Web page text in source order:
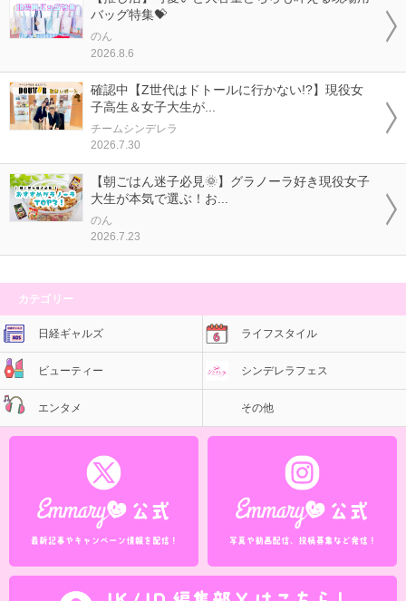
バッグ特集💝
のん
2026.8.6
確認中【Z世代はドトールに行かない!?】現役女
子高生＆女子大生が...
チームシンデレラ
2026.7.30
【朝ごはん迷子必見🌞】グラノーラ好き現役女子
大生が本気で選ぶ！お...
のん
2026.7.23
カテゴリー
日経ギャルズ ライフスタイル
ビューティー シンデレラフェス
エンタメ その他